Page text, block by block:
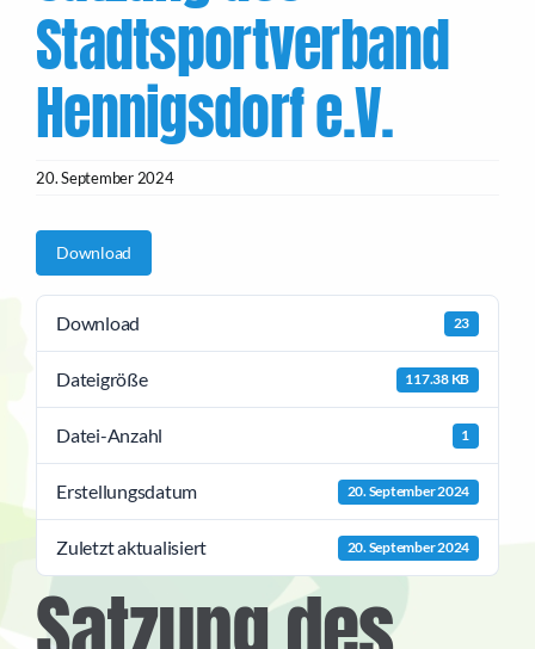
Stadtsportverband
Hennigsdorf e.V.
20. September 2024
Download
Download 23
Dateigröße 117.38 KB
Datei-Anzahl 1
Erstellungsdatum 20. September 2024
Zuletzt aktualisiert 20. September 2024